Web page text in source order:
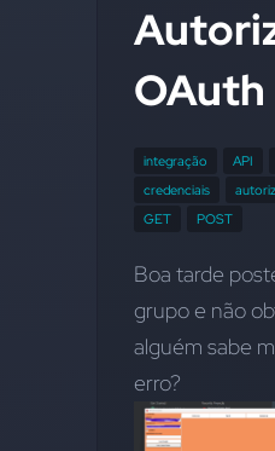
OAuth
integração API
credenciais
GET
POST
Boa tarde
grupo e não
alguém sabe
erro?